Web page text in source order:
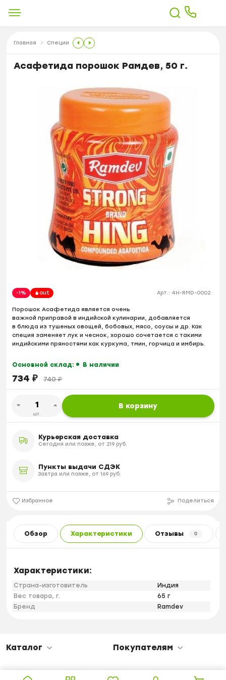
Главная Специи
Асафетида порошок Рамдев, 50 г.
-1% out Арт.: 4H-RMD-0002
Порошок Асафетида является очень
важной приправой в индийской кулинарии, добавляется
в блюда из тушеных овощей, бобовых, мясо, соусы и др. Как
специя заменяет лук и чеснок, хорошо сочетается с такими
индийскими пряностями как куркума, тмин, горчица и имбирь.
Основной склад: В наличии
734 ₽ 740₽
шт.
В корзину
Курьерская доставка
Сегодня или позже, от 219 руб.
Пункты выдачи СДЭК
Завтра или позже, от 169 руб.
Избранное Поделиться
Обзор Характеристики Отзывы 0
Характеристики:
Страна-изготовитель
Индия
Вес товара, г.
65 г
Бренд
Ramdev
Каталог Покупателям